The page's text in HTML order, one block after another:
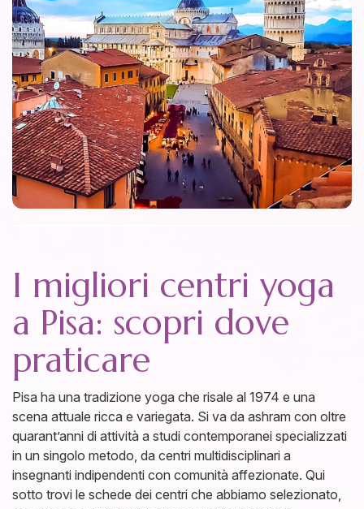
I migliori centri yoga
a Pisa: scopri dove
praticare
Pisa ha una tradizione yoga che risale al 1974 e una
scena attuale ricca e variegata. Si va da ashram con oltre
quarant’anni di attività a studi contemporanei specializzati
in un singolo metodo, da centri multidisciplinari a
insegnanti indipendenti con comunità affezionate. Qui
sotto trovi le schede dei centri che abbiamo selezionato,